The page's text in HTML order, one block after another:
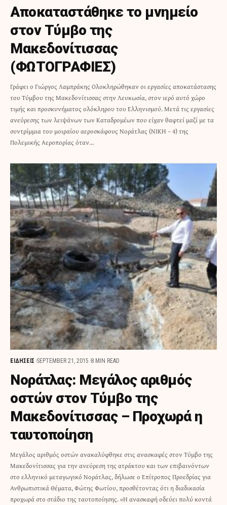
Αποκαταστάθηκε το μνημείο
στον Τύμβο της
Μακεδονίτισσας
(ΦΩΤΟΓΡΑΦΙΕΣ)
Γράφει ο Γιώργος Λαμπράκης Ολοκληρώθηκαν οι εργασίες αποκατάστασης
του Τύμβου της Μακεδονίτισσας στην Λευκωσία, στον ιερό αυτό χώρο
τιμής και προσκυνήματος ολόκληρου του Ελληνισμού. Μετά τις εργασίες
ανεύρεσης των λειψάνων των Καταδρομέων που είχαν θαφτεί μαζί με τα
συντρίμμια του μοιραίου αεροσκάφους Νοράτλας (ΝΙΚΗ – 4) της
Πολεμικής Αεροπορίας όταν…
ΕΙΔΗΣΕΙΣ SEPTEMBER 21, 2015 8 MIN READ
Νοράτλας: Μεγάλος αριθμός
οστών στον Τύμβο της
Μακεδονίτισσας – Προχωρά η
ταυτοποίηση
Μεγάλος αριθμός οστών ανακαλύφθηκε στις ανασκαφές στον Τύμβο της
Μακεδονίτισσας για την ανεύρεση της ατράκτου και των επιβαινόντων
στο ελληνικό μεταγωγικό Νοράτλας, δήλωσε ο Επίτροπος Προεδρίας για
Ανθρωπιστικά Θέματα, Φώτης Φωτίου, προσθέτοντας ότι η διαδικασία
προχωρά στο στάδιο της ταυτοποίησης. «Η ανασκαφή οδεύει πολύ κοντά